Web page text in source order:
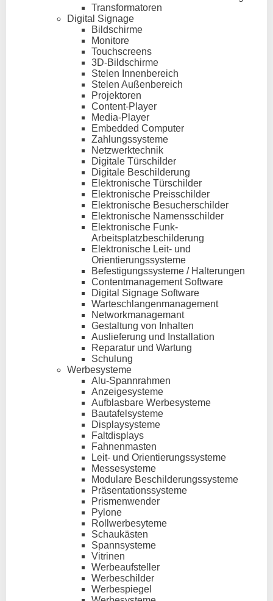
Transformatoren
Digital Signage
Bildschirme
Monitore
Touchscreens
3D-Bildschirme
Stelen Innenbereich
Stelen Außenbereich
Projektoren
Content-Player
Media-Player
Embedded Computer
Zahlungssysteme
Netzwerktechnik
Digitale Türschilder
Digitale Beschilderung
Elektronische Türschilder
Elektronische Preisschilder
Elektronische Besucherschilder
Elektronische Namensschilder
Elektronische Funk-
Arbeitsplatzbeschilderung
Elektronische Leit- und
Orientierungssysteme
Befestigungssysteme / Halterungen
Contentmanagement Software
Digital Signage Software
Warteschlangenmanagement
Networkmanagemant
Gestaltung von Inhalten
Auslieferung und Installation
Reparatur und Wartung
Schulung
Werbesysteme
Alu-Spannrahmen
Anzeigesysteme
Aufblasbare Werbesysteme
Bautafelsysteme
Displaysysteme
Faltdisplays
Fahnenmasten
Leit- und Orientierungssysteme
Messesysteme
Modulare Beschilderungssysteme
Präsentationssysteme
Prismenwender
Pylone
Rollwerbesyteme
Schaukästen
Spannsysteme
Vitrinen
Werbeaufsteller
Werbeschilder
Werbespiegel